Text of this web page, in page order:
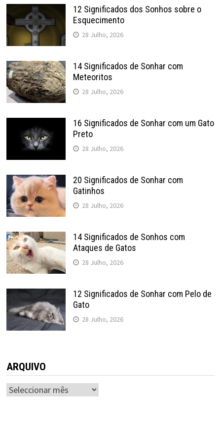
12 Significados dos Sonhos sobre o
Esquecimento
28 Julho, 2026
14 Significados de Sonhar com
Meteoritos
28 Julho, 2026
16 Significados de Sonhar com um Gato
Preto
28 Julho, 2026
20 Significados de Sonhar com
Gatinhos
28 Julho, 2026
14 Significados de Sonhos com
Ataques de Gatos
28 Julho, 2026
12 Significados de Sonhar com Pelo de
Gato
28 Julho, 2026
ARQUIVO
ARQUIVO